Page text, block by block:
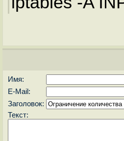
Имя:
E-Mail:
Заголовок:
Текст: